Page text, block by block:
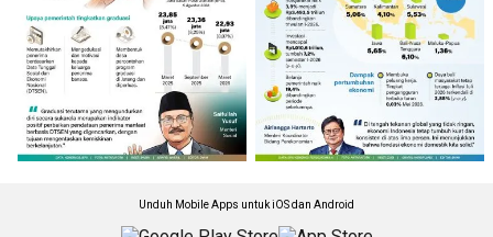
Unduh Mobile Apps untuk iOS dan Android